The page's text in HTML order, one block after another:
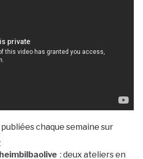
chaque semaine sur
: deux ateliers en